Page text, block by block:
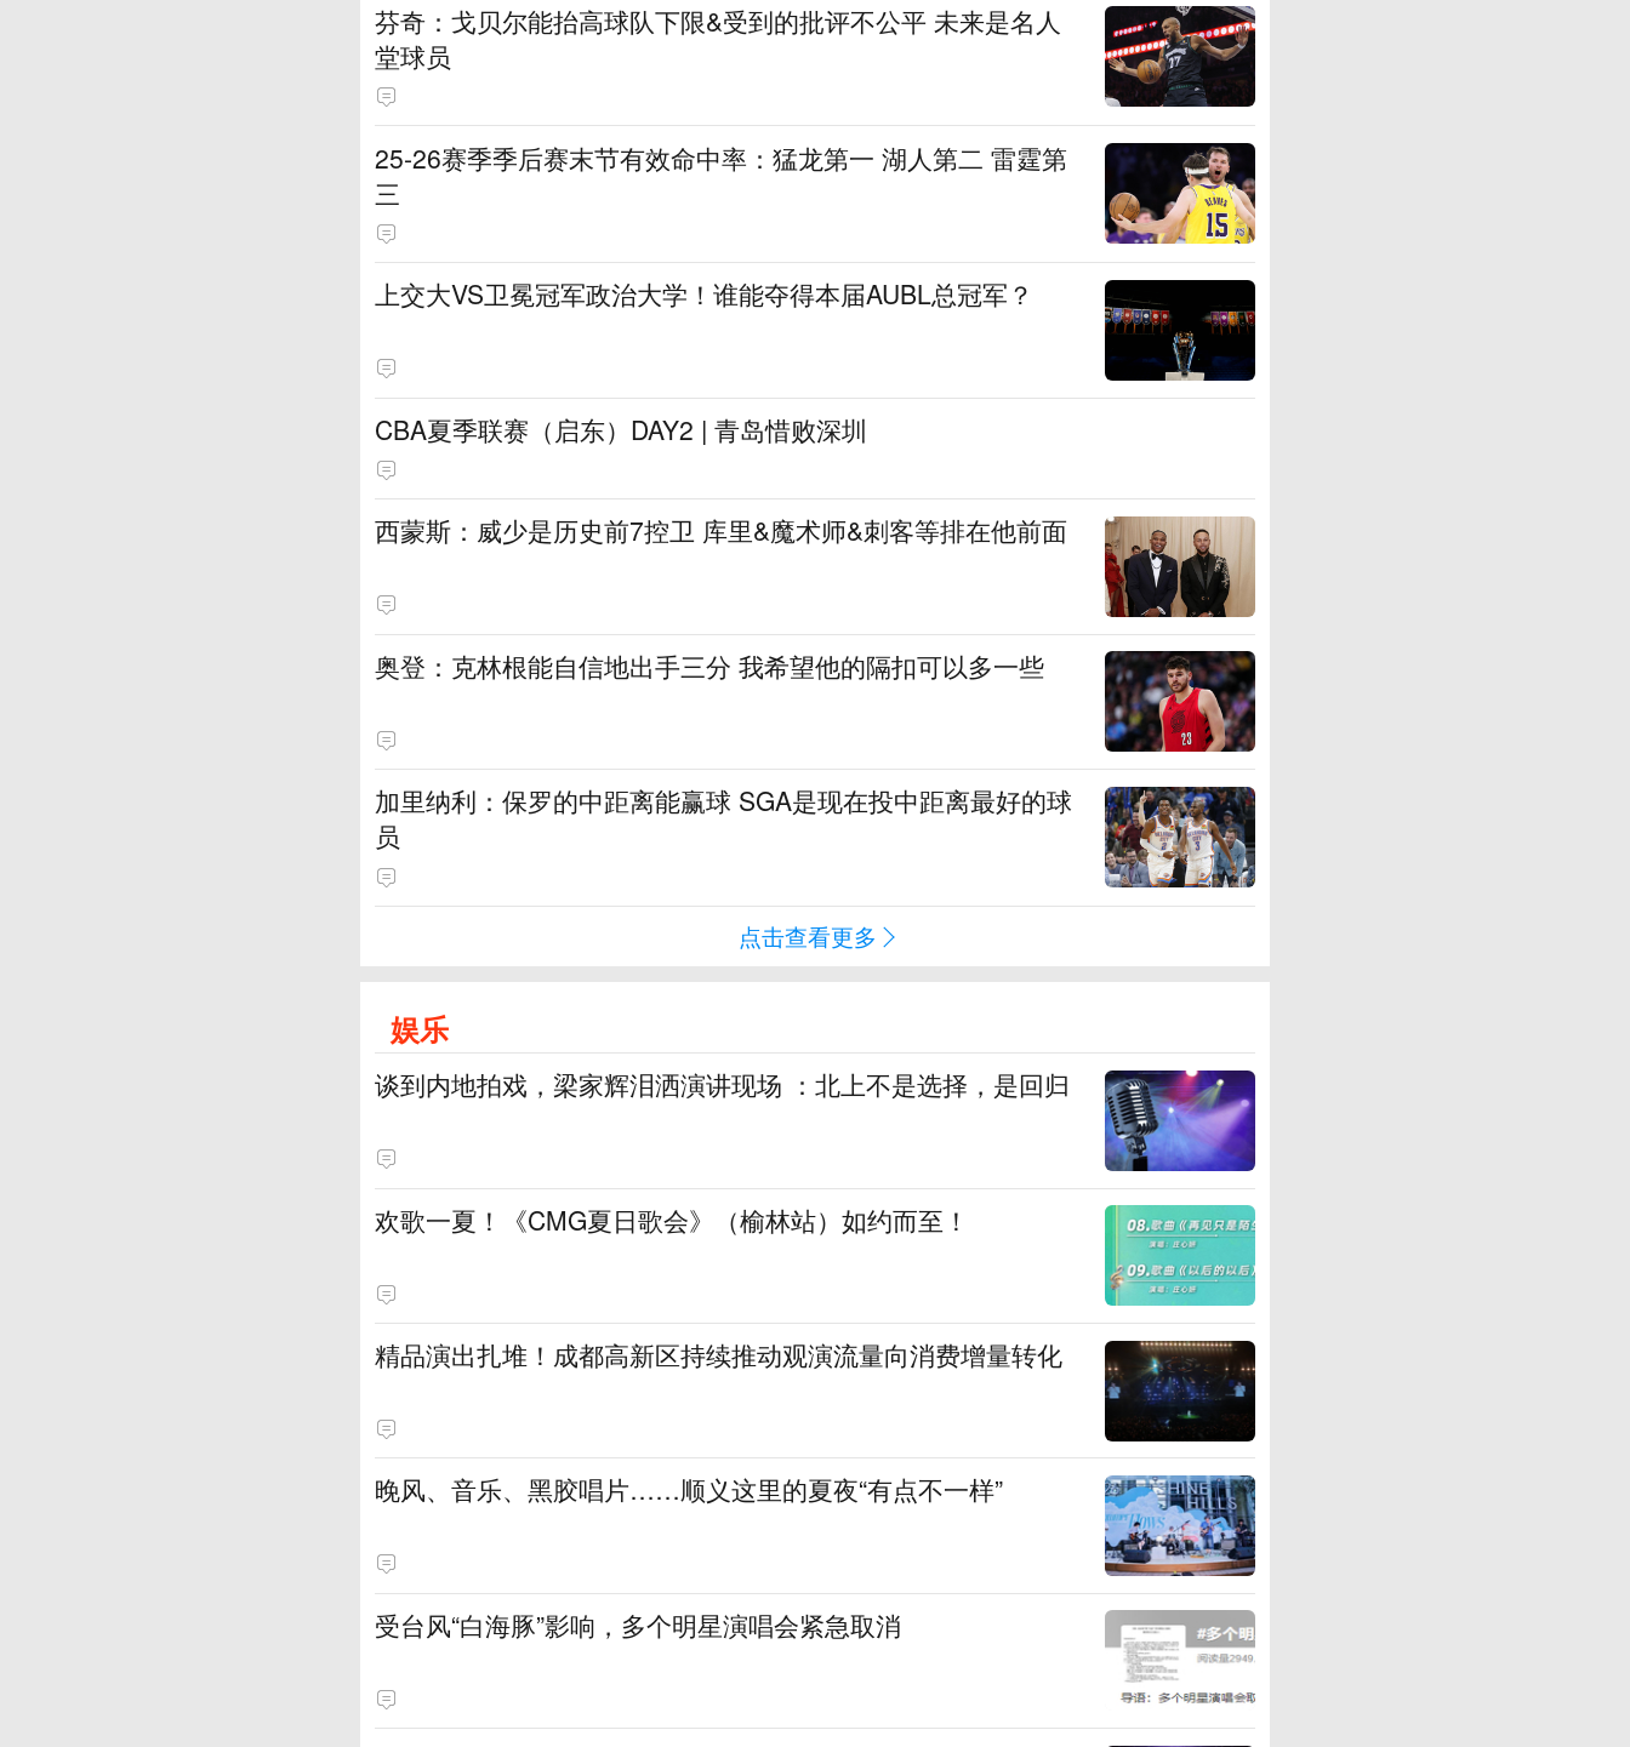
芬奇：戈贝尔能抬高球队下限&受到的批评不公平 未来是名人
堂球员
25-26赛季季后赛末节有效命中率：猛龙第一 湖人第二 雷霆第
三
上交大VS卫冕冠军政治大学！谁能夺得本届AUBL总冠军？
CBA夏季联赛（启东）DAY2 | 青岛惜败深圳
西蒙斯：威少是历史前7控卫 库里&魔术师&刺客等排在他前面
奥登：克林根能自信地出手三分 我希望他的隔扣可以多一些
加里纳利：保罗的中距离能赢球 SGA是现在投中距离最好的球
员
点击查看更多
娱乐
谈到内地拍戏，梁家辉泪洒演讲现场 ：北上不是选择，是回归
欢歌一夏！《CMG夏日歌会》（榆林站）如约而至！
精品演出扎堆！成都高新区持续推动观演流量向消费增量转化
晚风、音乐、黑胶唱片……顺义这里的夏夜“有点不一样”
受台风“白海豚”影响，多个明星演唱会紧急取消